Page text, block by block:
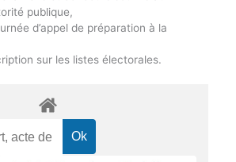
publique,
d’appel de préparation à la
sur les listes électorales.